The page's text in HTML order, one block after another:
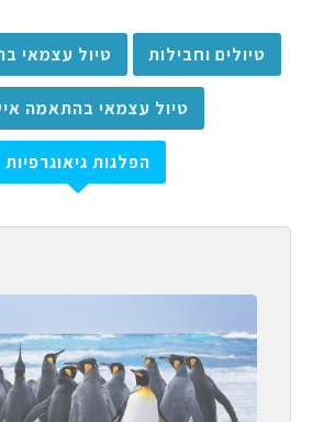
טיולים וחבילות טיול עצמאי
טיול עצמאי בהתאמה
הפלגות גיאוגרפיות